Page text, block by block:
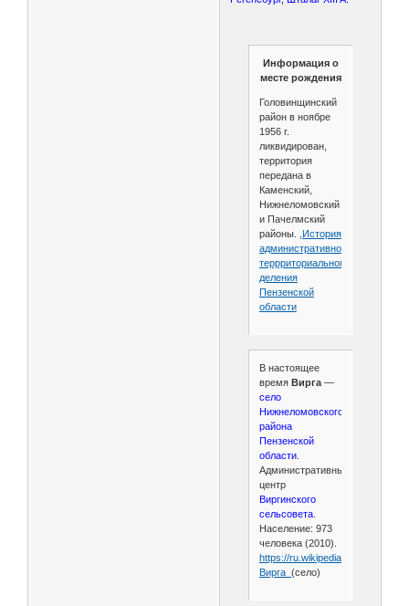
Информация о
месте рождения
Головинщинский
район в ноябре
1956 г.
ликвидирован,
территория
передана в
Каменский,
Нижнеломовский
и Пачелмский
районы.
,История
административно-
террриториального
деления
Пензенской
области
В настоящее
время Вирга —
село
Нижнеломовского
района
Пензенской
области.
Административный
центр
Виргинского
сельсовета.
Население: 973
человека (2010).
https://ru.wikipedia.org/wiki/
Вирга_ (село)